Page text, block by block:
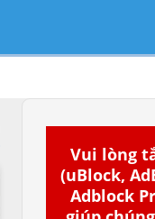
Vui lòng
(uBlock,
Adblock